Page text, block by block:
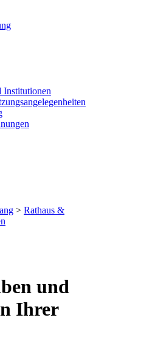
Institutionen
> Rathaus &
und
Ihrer